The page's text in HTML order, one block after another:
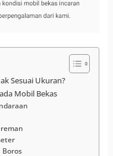
Sesuai Ukuran?
Mobil Bekas
Boros